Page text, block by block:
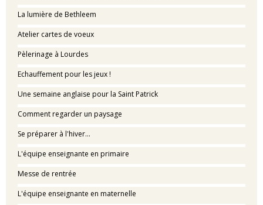
La lumière de Bethleem
Atelier cartes de voeux
Pèlerinage à Lourdes
Echauffement pour les jeux !
Une semaine anglaise pour la Saint Patrick
Comment regarder un paysage
Se préparer à l'hiver...
L'équipe enseignante en primaire
Messe de rentrée
L'équipe enseignante en maternelle